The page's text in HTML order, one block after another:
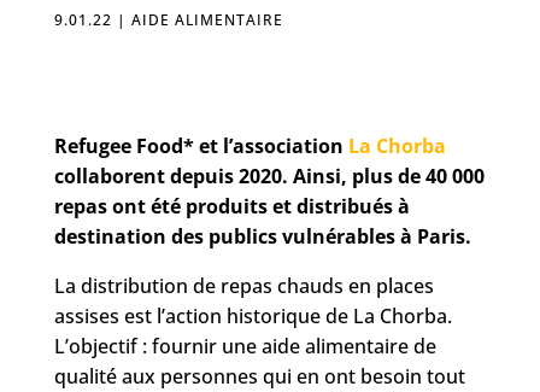
9.01.22 | AIDE ALIMENTAIRE
Refugee Food* et l’association La Chorba
collaborent depuis 2020. Ainsi, plus de 40 000
repas ont été produits et distribués à
destination des publics vulnérables à Paris.
La distribution de repas chauds en places
assises est l’action historique de La Chorba.
L’objectif : fournir une aide alimentaire de
qualité aux personnes qui en ont besoin tout